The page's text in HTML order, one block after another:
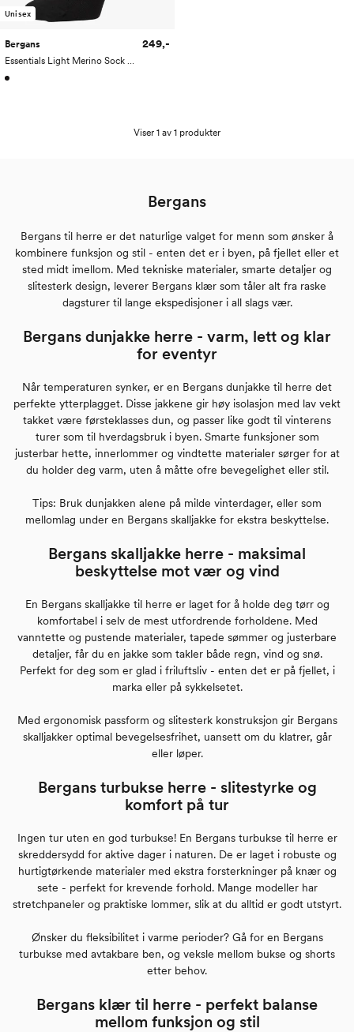
Unisex
Bergans
Essentials Light Merino Sock 3-Pack
249,-
Viser 1 av 1 produkter
Bergans
Bergans til herre er det naturlige valget for menn som ønsker å
kombinere funksjon og stil - enten det er i byen, på fjellet eller et
sted midt imellom. Med tekniske materialer, smarte detaljer og
slitesterk design, leverer Bergans klær som tåler alt fra raske
dagsturer til lange ekspedisjoner i all slags vær.
Bergans dunjakke herre - varm, lett og klar
for eventyr
Når temperaturen synker, er en Bergans dunjakke til herre det
perfekte ytterplagget. Disse jakkene gir høy isolasjon med lav vekt
takket være førsteklasses dun, og passer like godt til vinterens
turer som til hverdagsbruk i byen. Smarte funksjoner som
justerbar hette, innerlommer og vindtette materialer sørger for at
du holder deg varm, uten å måtte ofre bevegelighet eller stil.
Tips: Bruk dunjakken alene på milde vinterdager, eller som
mellomlag under en Bergans skalljakke for ekstra beskyttelse.
Bergans skalljakke herre - maksimal
beskyttelse mot vær og vind
En Bergans skalljakke til herre er laget for å holde deg tørr og
komfortabel i selv de mest utfordrende forholdene. Med
vanntette og pustende materialer, tapede sømmer og justerbare
detaljer, får du en jakke som takler både regn, vind og snø.
Perfekt for deg som er glad i friluftsliv - enten det er på fjellet, i
marka eller på sykkelsetet.
Med ergonomisk passform og slitesterk konstruksjon gir Bergans
skalljakker optimal bevegelsesfrihet, uansett om du klatrer, går
eller løper.
Bergans turbukse herre - slitestyrke og
komfort på tur
Ingen tur uten en god turbukse! En Bergans turbukse til herre er
skreddersydd for aktive dager i naturen. De er laget i robuste og
hurtigtørkende materialer med ekstra forsterkninger på knær og
sete - perfekt for krevende forhold. Mange modeller har
stretchpaneler og praktiske lommer, slik at du alltid er godt utstyrt.
Ønsker du fleksibilitet i varme perioder? Gå for en Bergans
turbukse med avtakbare ben, og veksle mellom bukse og shorts
etter behov.
Bergans klær til herre - perfekt balanse
mellom funksjon og stil